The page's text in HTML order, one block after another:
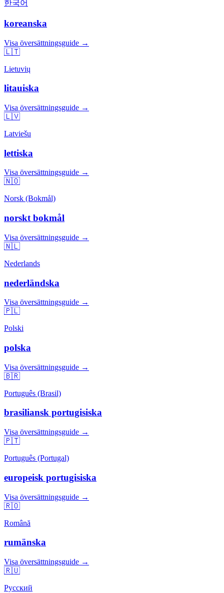
한국어
koreanska
Visa översättningsguide →
🇱🇹
Lietuvių
litauiska
Visa översättningsguide →
🇱🇻
Latviešu
lettiska
Visa översättningsguide →
🇳🇴
Norsk (Bokmål)
norskt bokmål
Visa översättningsguide →
🇳🇱
Nederlands
nederländska
Visa översättningsguide →
🇵🇱
Polski
polska
Visa översättningsguide →
🇧🇷
Português (Brasil)
brasiliansk portugisiska
Visa översättningsguide →
🇵🇹
Português (Portugal)
europeisk portugisiska
Visa översättningsguide →
🇷🇴
Română
rumänska
Visa översättningsguide →
🇷🇺
Русский